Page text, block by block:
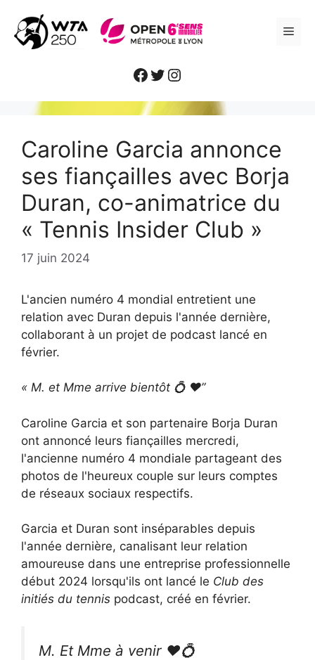
contenu
Facebook
Twitter
Instagram
Caroline Garcia annonce
ses fiançailles avec Borja
Duran, co-animatrice du
« Tennis Insider Club »
17 juin 2024
L'ancien numéro 4 mondial entretient une
relation avec Duran depuis l'année dernière,
collaborant à un projet de podcast lancé en
février.
« M. et Mme arrive bientôt 💍 ❤️”
Caroline Garcia et son partenaire Borja Duran
ont annoncé leurs fiançailles mercredi,
l'ancienne numéro 4 mondiale partageant des
photos de l'heureux couple sur leurs comptes
de réseaux sociaux respectifs.
Garcia et Duran sont inséparables depuis
l'année dernière, canalisant leur relation
amoureuse dans une entreprise professionnelle
début 2024 lorsqu'ils ont lancé le Club des
initiés du tennis podcast, créé en février.
M. Et Mme à venir ❤️💍